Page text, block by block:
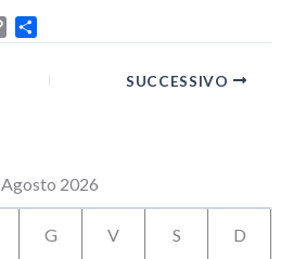
o
k
o
d
SUCCESSIVO
Agosto 2026
G V S D